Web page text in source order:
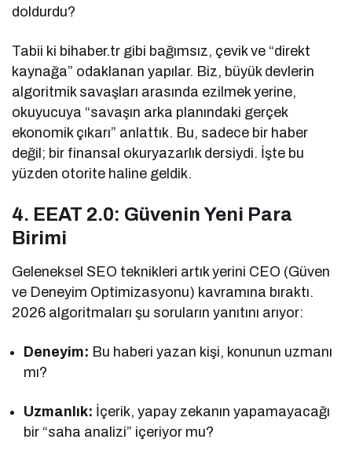
doldurdu?
Tabii ki bihaber.tr gibi bağımsız, çevik ve “direkt
kaynağa” odaklanan yapılar. Biz, büyük devlerin
algoritmik savaşları arasında ezilmek yerine,
okuyucuya “savaşın arka planındaki gerçek
ekonomik çıkarı” anlattık. Bu, sadece bir haber
değil; bir finansal okuryazarlık dersiydi. İşte bu
yüzden otorite haline geldik.
4. EEAT 2.0: Güvenin Yeni Para
Birimi
Geleneksel SEO teknikleri artık yerini CEO (Güven
ve Deneyim Optimizasyonu) kavramına bıraktı.
2026 algoritmaları şu soruların yanıtını arıyor:
Deneyim: Bu haberi yazan kişi, konunun uzmanı
mı?
Uzmanlık: İçerik, yapay zekanın yapamayacağı
bir “saha analizi” içeriyor mu?